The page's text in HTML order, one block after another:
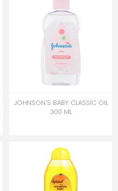
JOHNSON'S BABY CLASSIC OIL
300 ML